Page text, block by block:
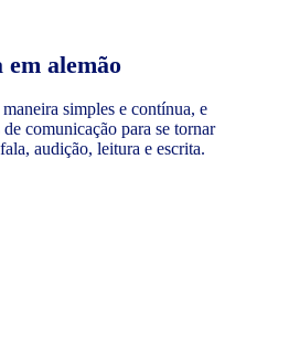
em alemão
simples e contínua, e
comunicação para se tornar
audição, leitura e escrita.